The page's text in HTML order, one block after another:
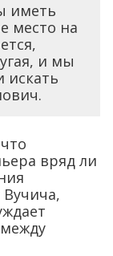
иметь
место на
и мы
искать
вряд ли